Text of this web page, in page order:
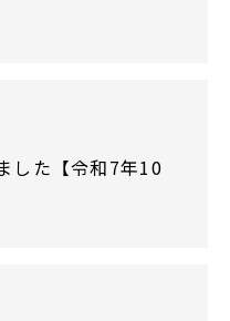
した【令和7年10